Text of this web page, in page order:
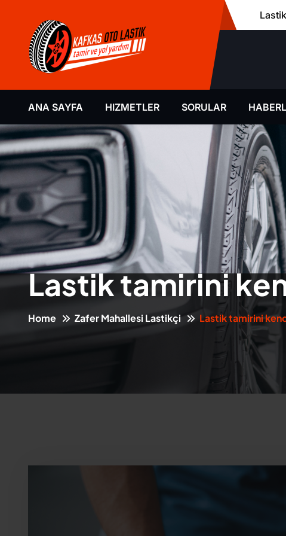
ANA SAYFA HIZMETLER SORULAR
Lastik tamirini
Home Zafer Mahallesi Lastikçi Lastik tamirini